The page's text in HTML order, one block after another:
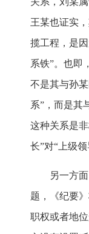
王某也证实
揽工程，是
系铁”。也即
不是其与孙
系”，而是其
这种关系是
长”对“上级领
另一方
题，《纪要
职权或者地